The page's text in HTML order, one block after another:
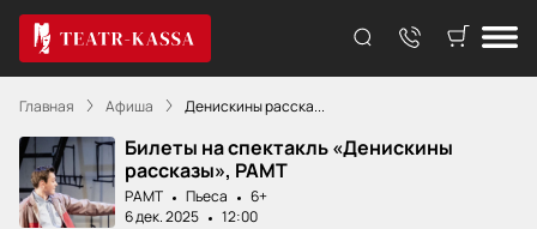
Главная Афиша Денискины расска...
Билеты на спектакль «Денискины
рассказы», РАМТ
РАМТ Пьеса
6+
6 дек. 2025
12:00